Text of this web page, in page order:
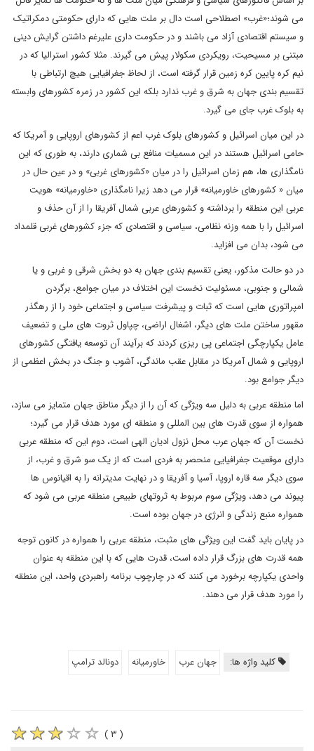
می شوند؛«غرب» اصطلاحی است دال بر ملت هایی که دارای حکومتی دمکراتیک
و سیستم اقتصادی آزاد می باشند و در حکومت داری علیرغم داشتن گرایش دینی
مبتنی بر مسیحیت، رویکردی سکولار پیش می گیرند. مثلا کشور استرالیا که در
نیم کره پایین کره زمین قرار گرفته است، از لحاظ جغرافیایی هیچ ارتباطی با
تقسیم بندی جهان به شرق و غرب ندارد بلکه این کشور در زمره کشورهای وابسته
به بلوک غرب جای می گیرد.
در این میان اسرائیل و کشورهای بلوک غرب اعم از کشورهای اروپایی و آمریکا که
حامی اسرائیل هستند در این مسمیات منافع بی شماری دارند، به طوری که این
نامگذاری ها، هم زمان اسرائیل را در میان «کشورهای غربی» و در عین حال در
میان « کشورهای خاورمیانه» قرار می دهد زیرا نامگذاری «خاورمیانه» هویت
عربی این منطقه را برداشته و کشورهای عربی شمال آفریقا را از آن حذف و
اسرائیل را با همه وزنه نظامی، سیاسی و اقتصادی که جزء کشورهای غربی قلمداد
می شود، بدان می افزاید.
در دو حالت مذکور، یعنی تقسیم بندی جهان به دو بخش شرقی و غربی و یا
شمالی و جنوبی، مسئولیت نخست این اختلاف در میان جوامع، برگردن
امپراتوری هایی است که ثبات و پیشرفت سیاسی و اجتماعی خود را از رهگذر
مقهور ساختن ملت های دیگر، اشغال اراضی، چپاول ثروت های ملی و تضعیف
عامل یکپارچگی اجتماعی پی ریزی کردند که برآیند آن توسعه یافتگی کشورهای
اروپایی و شمال آمریکا در مقابل عقب ماندگی، آشوب و جنگ در بخش اعظمی از
دیگر جوامع بود.
اما منطقه عربی به دلیل سه ویژگی که آن را از دیگر مناطق جهان متمایز می سازد،
همواره از سوی قدرت های بین المللی و منطقه ای مورد هدف قرار می گیرد؛
نخست آن که جهان عرب محل نزول ادیان الهی است، دوم این که منطقه عربی
دارای موقعیت جغرافیایی منحصر به فردی است که از یک سو شرق و غرب، از
سوی دیگر سه قاره اروپا، آسیا و آفریقا و در نهایت مدیترانه را به اقیانوس ها
پیوند می دهد، ویژگی سوم مربوط به ثروتهای طبیعی منطقه عربی می شود که
همواره منبع زندگی و انرژی در جهان بوده است.
در پایان باید گفت این ویژگی های مثبت، منطقه عربی را همواره در کانون توجه
همه قدرت های بزرگ قرار داده است، قدرت هایی که با این منطقه به عنوان
واحدی یکپارچه برخورد می کنند که در چارچوب برنامه راهبردی واحد، این منطقه
را مورد هدف قرار می دهند.
کلید واژه ها: جهان عرب خاورمیانه دونالد ترامپ
( ۳ )